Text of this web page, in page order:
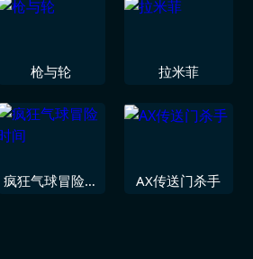
枪与轮 拉米菲
疯狂气球冒险时
AX传送门杀手